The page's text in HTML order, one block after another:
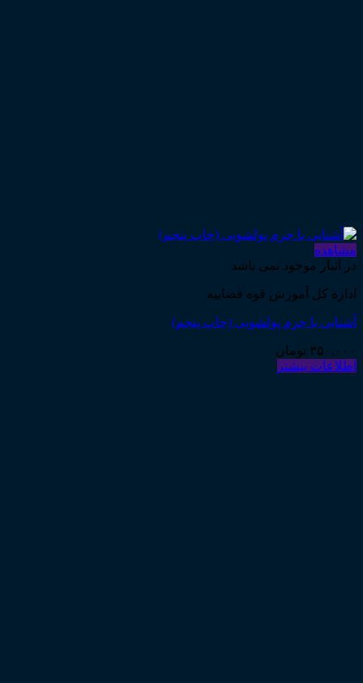
مشاهده
در انبار موجود نمی باشد
اداره کل آموزش قوه قضاییه
آشنایی با جرم پولشویی (چاپ پنجم)
۳۵۰,۰۰۰ تومان
اطلاعات بیشتر